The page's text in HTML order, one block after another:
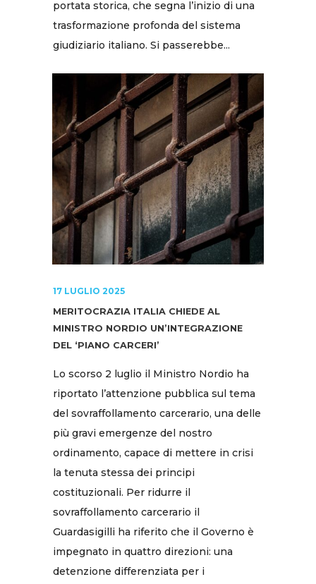
portata storica, che segna l’inizio di una
trasformazione profonda del sistema
giudiziario italiano. Si passerebbe...
17 LUGLIO 2025
MERITOCRAZIA ITALIA CHIEDE AL
MINISTRO NORDIO UN’INTEGRAZIONE
DEL ‘PIANO CARCERI’
Lo scorso 2 luglio il Ministro Nordio ha
riportato l’attenzione pubblica sul tema
del sovraffollamento carcerario, una delle
più gravi emergenze del nostro
ordinamento, capace di mettere in crisi
la tenuta stessa dei principi
costituzionali. Per ridurre il
sovraffollamento carcerario il
Guardasigilli ha riferito che il Governo è
impegnato in quattro direzioni: una
detenzione differenziata per i